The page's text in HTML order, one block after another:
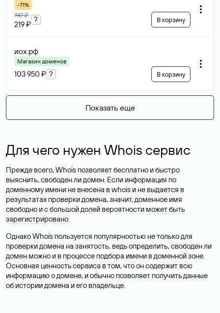
-71%
747 ₽
219 ₽
? В корзину
иох.рф
Магазин доменов
103 950 ₽ ? В корзину
Показать еще
Для чего нужен Whois сервис
Прежде всего, Whois позволяет бесплатно и быстро
выяснить, свободен ли домен. Если информация по
доменному имени не внесена в whois и не выдается в
результатах проверки домена, значит, доменное имя
свободно и с большой долей вероятности может быть
зарегистрировано.
Однако Whois пользуется популярностью не только для
проверки домена на занятость, ведь определить, свободен ли
домен можно и в процессе подбора имени в доменной зоне.
Основная ценность сервиса в том, что он содержит всю
информацию о домене, и обычно позволяет получить данные
об истории домена и его владельце.